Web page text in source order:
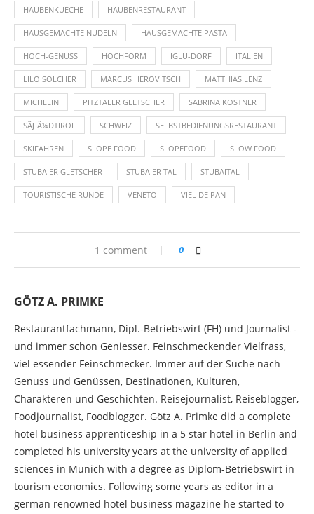
HAUBENKUECHE HAUBENRESTAURANT
HAUSGEMACHTE NUDELN HAUSGEMACHTE PASTA
HOCH-GENUSS HOCHFORM IGLU-DORF ITALIEN
LILO SOLCHER MARCUS HEROVITSCH MATTHIAS LENZ
MICHELIN PITZTALER GLETSCHER SABRINA KOSTNER
SÃƑÂ¼DTIROL SCHWEIZ SELBSTBEDIENUNGSRESTAURANT
SKIFAHREN SLOPE FOOD SLOPEFOOD SLOW FOOD
STUBAIER GLETSCHER STUBAIER TAL STUBAITAL
TOURISTISCHE RUNDE VENETO VIEL DE PAN
1 comment 0
GÖTZ A. PRIMKE
Restaurantfachmann, Dipl.-Betriebswirt (FH) und Journalist -
und immer schon Geniesser. Feinschmeckender Vielfrass,
viel essender Feinschmecker. Immer auf der Suche nach
Genuss und Genüssen, Destinationen, Kulturen,
Charakteren und Geschichten. Reisejournalist, Reiseblogger,
Foodjournalist, Foodblogger. Götz A. Primke did a complete
hotel business apprenticeship in a 5 star hotel in Berlin and
completed his university years at the university of applied
sciences in Munich with a degree as Diplom-Betriebswirt in
tourism economics. Following some years as editor in a
german renowned hotel business magazine he started to